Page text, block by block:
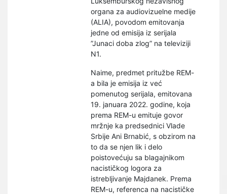
organa za audiovizuelne medije
(ALIA), povodom emitovanja
jedne od emisija iz serijala
”Junaci doba zlog” na televiziji
N1.
Naime, predmet pritužbe REM-
a bila je emisija iz već
pomenutog serijala, emitovana
19. januara 2022. godine, koja
prema REM-u emituje govor
mržnje ka predsednici Vlade
Srbije Ani Brnabić, s obzirom na
to da se njen lik i delo
poistovećuju sa blagajnikom
nacističkog logora za
istrebljivanje Majdanek. Prema
REM-u, referenca na nacističke